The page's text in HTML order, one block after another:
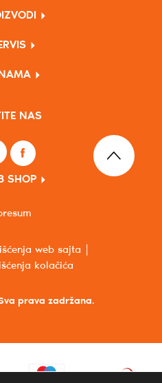
NAS
SHOP
prava zadržana.
web sajta
kolačića